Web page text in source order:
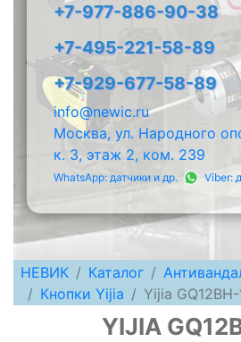
+7-977-886-90-38
+7-495-221-58-89
+7-929-677-58-89
info@newic.ru
Москва, ул. Народного
к. 3, этаж 2, ком. 239
WhatsApp: датчики и др. Viber:
НЕВИК Каталог
Кнопки Yijia
Yijia GQ12BH-
YIJIA